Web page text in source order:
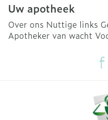
Uw apotheek
Over ons Nuttige links
Apotheker van wacht